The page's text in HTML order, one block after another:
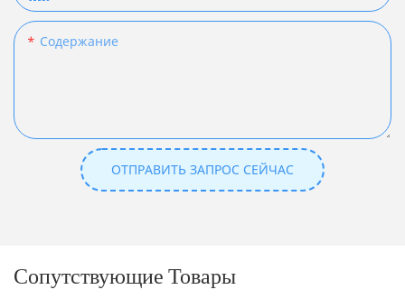
Содержание
ОТПРАВИТЬ ЗАПРОС СЕЙЧАС
Сопутствующие Товары